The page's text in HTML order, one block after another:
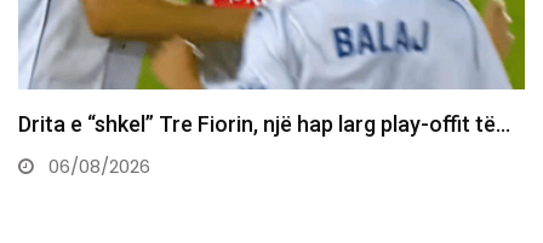
Daut Haradinaj Kurtit: Sa mirë po të sheh kombi në…
06/08/2026